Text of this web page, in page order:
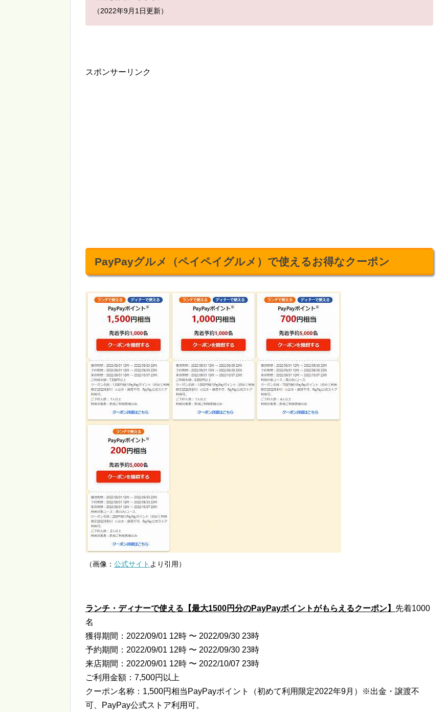
（2022年9月1日更新）
スポンサーリンク
PayPayグルメ（ペイペイグルメ）で使えるお得なクーポン
（画像： 公式サイト より引用）
ランチ・ディナーで使える【最大1500円分のPayPayポイントがもらえるクーポン】 先着1000
名
獲得期間：2022/09/01 12時 〜 2022/09/30 23時
予約期間：2022/09/01 12時 〜 2022/09/30 23時
来店期間：2022/09/01 12時 〜 2022/10/07 23時
ご利用金額：7,500円以上
クーポン名称：1,500円相当PayPayポイント（初めて利用限定2022年9月）※出金・譲渡不
可、PayPay公式ストア利用可。